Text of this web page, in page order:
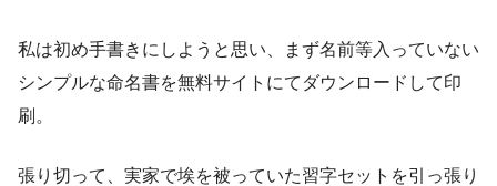
私は初め手書きにしようと思い、まず名前等入っていない
シンプルな命名書を無料サイトにてダウンロードして印
刷。
張り切って、実家で埃を被っていた習字セットを引っ張り